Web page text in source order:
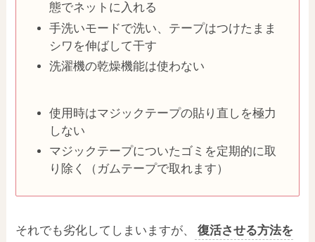
態でネットに入れる
手洗いモードで洗い、テープはつけたまま
シワを伸ばして干す
洗濯機の乾燥機能は使わない
使用時はマジックテープの貼り直しを極力
しない
マジックテープについたゴミを定期的に取
り除く（ガムテープで取れます）
それでも劣化してしまいますが、 復活させる方法を